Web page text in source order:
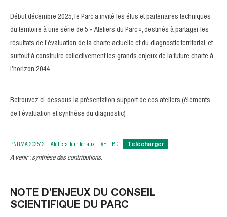
Début décembre 2025, le Parc a invité les élus et partenaires techniques
du territoire à une série de 5 « Ateliers du Parc », destinés à partager les
résultats de l’évaluation de la charte actuelle et du diagnostic territorial, et
surtout à construire collectivement les grands enjeux de la future charte à
l’horizon 2044.
Retrouvez ci-dessous la présentation support de ces ateliers (éléments
de l’évaluation et synthèse du diagnostic)
PNRMA 202512 – Ateliers Territoriaux – VF – BD Télécharger
A venir : synthèse des contributions.
NOTE D’ENJEUX DU CONSEIL
SCIENTIFIQUE DU PARC